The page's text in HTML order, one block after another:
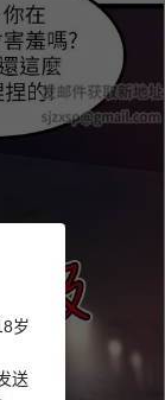
岁
送